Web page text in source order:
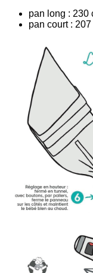
pan long : 230
pan court : 207